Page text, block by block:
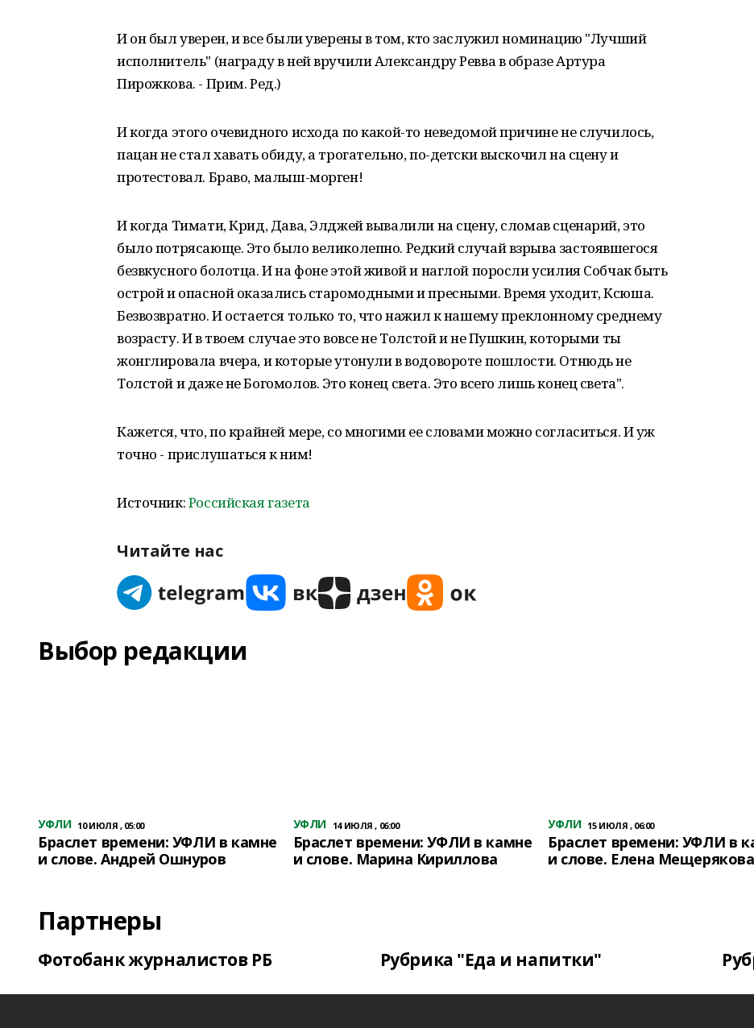
И он был уверен, и все были уверены в том, кто заслужил номинацию "Лучший
исполнитель" (награду в ней вручили Александру Ревва в образе Артура
Пирожкова. - Прим. Ред.)
И когда этого очевидного исхода по какой-то неведомой причине не случилось,
пацан не стал хавать обиду, а трогательно, по-детски выскочил на сцену и
протестовал. Браво, малыш-морген!
И когда Тимати, Крид, Дава, Элджей вывалили на сцену, сломав сценарий, это
было потрясающе. Это было великолепно. Редкий случай взрыва застоявшегося
безвкусного болотца. И на фоне этой живой и наглой поросли усилия Собчак быть
острой и опасной оказались старомодными и пресными. Время уходит, Ксюша.
Безвозвратно. И остается только то, что нажил к нашему преклонному среднему
возрасту. И в твоем случае это вовсе не Толстой и не Пушкин, которыми ты
жонглировала вчера, и которые утонули в водовороте пошлости. Отнюдь не
Толстой и даже не Богомолов. Это конец света. Это всего лишь конец света".
Кажется, что, по крайней мере, со многими ее словами можно согласиться. И уж
точно - прислушаться к ним!
Источник:Российская газета
Читайте нас
Выбор редакции
УФЛИ 10 ИЮЛЯ , 05:00
Браслет времени: УФЛИ в камне
и слове. Андрей Ошнуров
УФЛИ 14 ИЮЛЯ , 06:00
Браслет времени: УФЛИ в камне
и слове. Марина Кириллова
УФЛИ 15 ИЮЛЯ , 06:00
Браслет времени: УФЛИ в
и слове. Елена Мещерякова
Партнеры
Фотобанк журналистов РБ Рубрика "Еда и напитки"